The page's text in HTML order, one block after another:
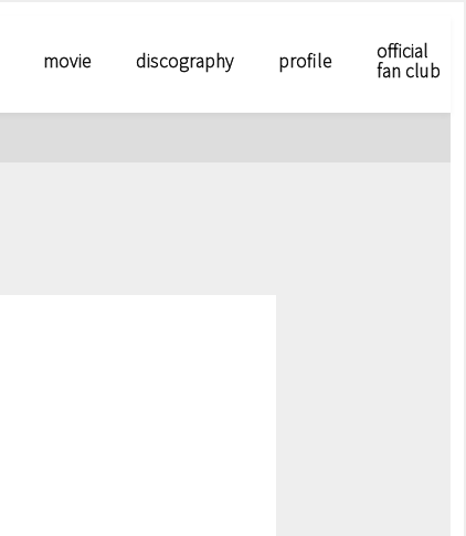
movie discography profile official
fan club